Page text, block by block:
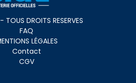
DROITS RESERVES
FAQ
LÉGALES
Contact
CGV